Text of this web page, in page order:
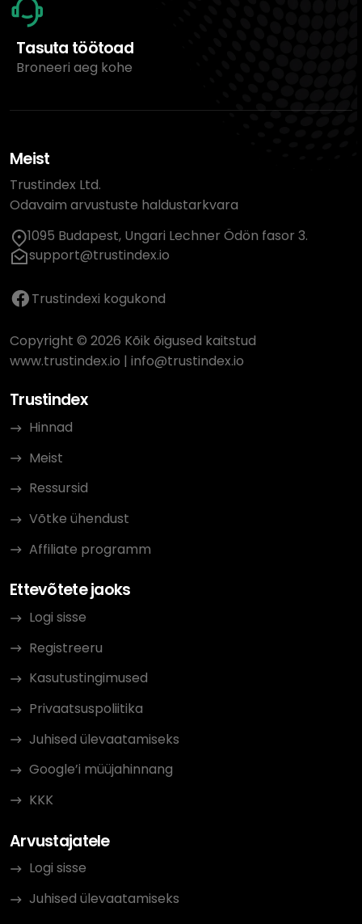
Tasuta töötoad
Broneeri aeg kohe
Meist
Trustindex Ltd.
Odavaim arvustuste haldustarkvara
1095 Budapest, Ungari Lechner Ödön fasor 3.
support@trustindex.io
Trustindexi kogukond
Copyright © 2026 Kõik õigused kaitstud
www.trustindex.io | info@trustindex.io
Trustindex
Hinnad
Meist
Ressursid
Võtke ühendust
Affiliate programm
Ettevõtete jaoks
Logi sisse
Registreeru
Kasutustingimused
Privaatsuspoliitika
Juhised ülevaatamiseks
Google’i müüjahinnang
KKK
Arvustajatele
Logi sisse
Juhised ülevaatamiseks